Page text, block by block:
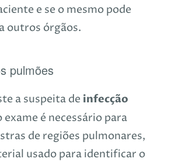
e se o mesmo pode
outros órgãos.
pulmões
a suspeita de infecção
exame é necessário para
de regiões pulmonares,
usado para identificar o